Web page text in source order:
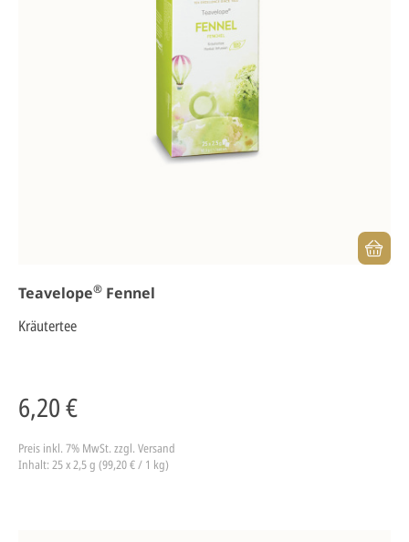
Teavelope® Fennel
Kräutertee
6,20 €
Preis inkl. 7% MwSt. zzgl. Versand
Inhalt: 25 x 2,5 g (99,20 € / 1 kg)